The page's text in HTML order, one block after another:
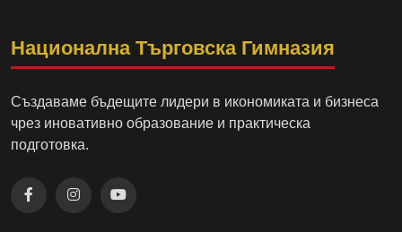
Национална Търговска Гимназия
Създаваме бъдещите лидери в икономиката и бизнеса
чрез иновативно образование и практическа
подготовка.